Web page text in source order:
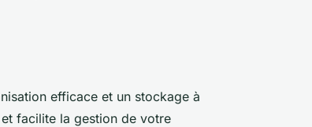
efficace et un stockage à
facilite la gestion de votre